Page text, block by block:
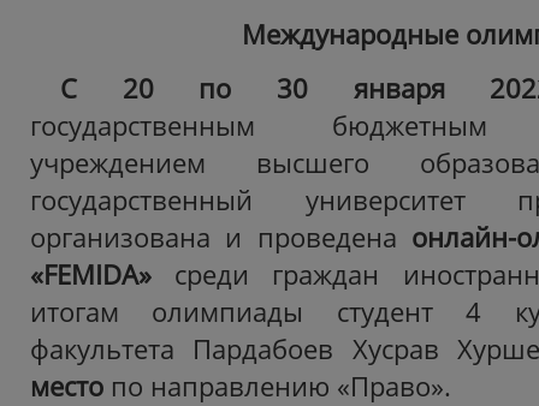
Международные
С 20 по 30 января
государственным бюджетным
учреждением высшего
государственный университет
организована и проведена онлайн-
«FEMIDA» среди граждан
итогам олимпиады студент 4
факультета Пардабоев Хусрав
место по направлению «Право».